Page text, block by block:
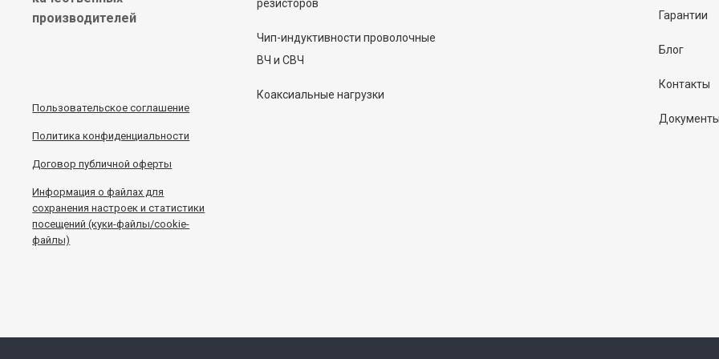
производителей
Пользовательское соглашение
Политика конфиденциальности
Договор публичной оферты
Информацияофайлах для
сохранения настроек и статистики
посещений (куки-файлы/cookie-
файлы)
резисторов
Чип-индуктивности проволочные
ВЧ и СВЧ
Коаксиальные нагрузки
Гарантии
Блог
Контакты